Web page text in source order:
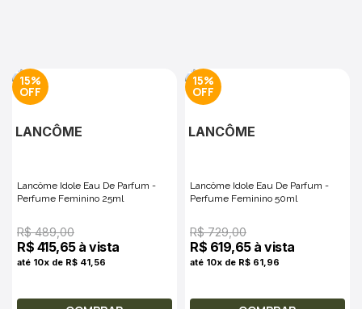
15%
LANCÔME
Lancôme Idole Eau De Parfum -
Perfume Feminino 25ml
R$ 489,00
R$ 415,65 à vista
até 10x de R$ 41,56
15%
LANCÔME
Lancôme Idole Eau De Parfum -
Perfume Feminino 50ml
R$ 729,00
R$ 619,65 à vista
até 10x de R$ 61,96